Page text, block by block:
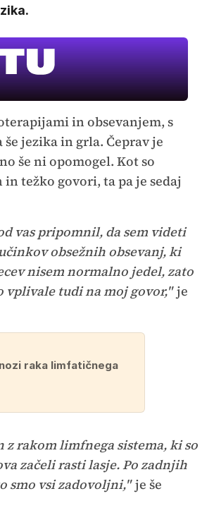
in obsevanjem, s
jezika in grla. Čeprav je
še ni opomogel. Kot so
težko govori, ta pa je sedaj
vas pripomnil, da sem videti
obsežnih obsevanj, ki
nisem normalno jedel, zato
vplivale tudi na moj govor,"je
raka limfatičnega
rakom limfnega sistema, ki so
začeli rasti lasje. Po zadnjih
smo vsi zadovoljni,"je še